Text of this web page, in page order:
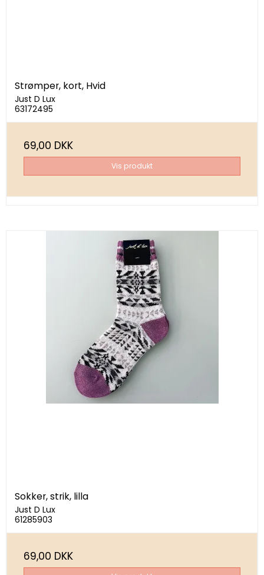
Strømper, kort, Hvid
Just D Lux
63172495
69,00 DKK
Vis produkt
Sokker, strik, lilla
Just D Lux
61285903
69,00 DKK